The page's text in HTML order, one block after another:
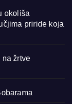
okoliša
priride koja
žrtve